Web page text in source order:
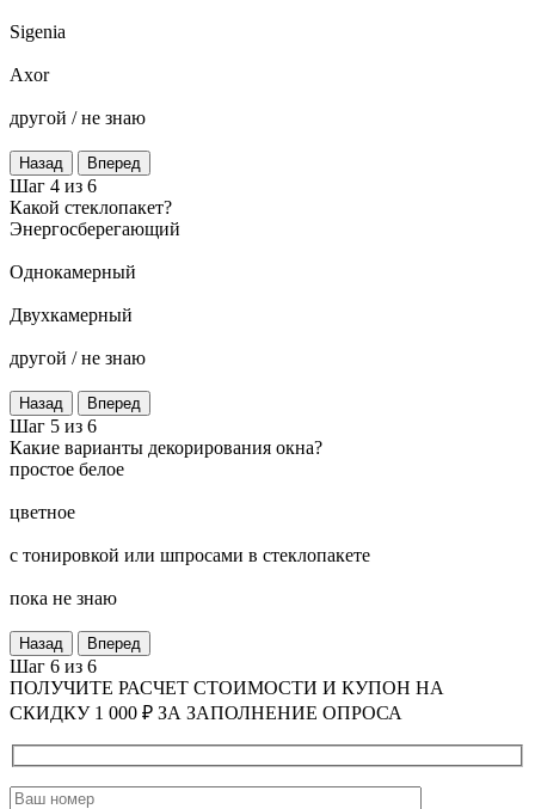
Sigenia
Axor
другой / не знаю
Назад Вперед
Шаг 4 из 6
Какой стеклопакет?
Энергосберегающий
Однокамерный
Двухкамерный
другой / не знаю
Назад Вперед
Шаг 5 из 6
Какие варианты декорирования окна?
простое белое
цветное
с тонировкой или шпросами в стеклопакете
пока не знаю
Назад Вперед
Шаг 6 из 6
ПОЛУЧИТЕ РАСЧЕТ СТОИМОСТИ И КУПОН НА
СКИДКУ 1 000 ₽ ЗА ЗАПОЛНЕНИЕ ОПРОСА